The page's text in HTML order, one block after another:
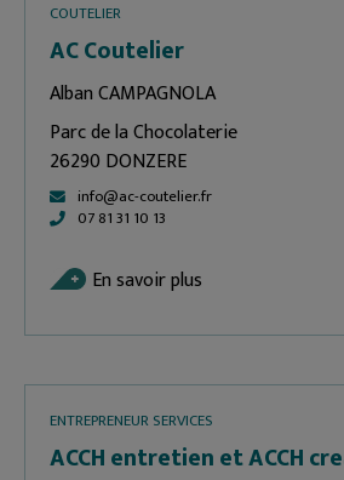
COUTELIER
AC Coutelier
Alban CAMPAGNOLA
Parc de la Chocolaterie
26290 DONZERE
info@ac-coutelier.fr
07 81 31 10 13
En savoir plus
ENTREPRENEUR SERVICES
ACCH entretien et ACCH